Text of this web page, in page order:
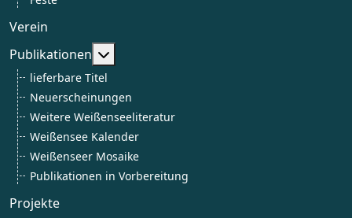
Verein
Publikationen
Weitere Informationen: Publikationen
lieferbare Titel
Neuerscheinungen
Weitere Weißenseeliteratur
Weißensee Kalender
Weißenseer Mosaike
Publikationen in Vorbereitung
Projekte